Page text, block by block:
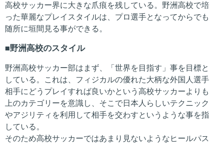
高校サッカー界に大きな爪痕を残している。野洲高校で培
った華麗なプレイスタイルは、プロ選手となってからでも
随所に垣間見る事ができる。
野洲高校のスタイル
野洲高校サッカー部はまず、「世界を目指す」事を目標と
している。これは、フィジカルの優れた大柄な外国人選手
相手にどうプレイすれば良いかという高校サッカーよりも
上のカテゴリーを意識し、そこで日本人らしいテクニック
やアジリティを利用して相手を交わすというような事を指
している。
そのため高校サッカーではあまり見ないようなヒールパス